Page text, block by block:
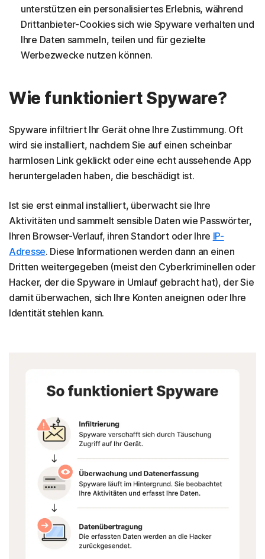
unterstützen ein personalisiertes Erlebnis, während
Drittanbieter-Cookies sich wie Spyware verhalten und
Ihre Daten sammeln, teilen und für gezielte
Werbezwecke nutzen können.
Wie funktioniert Spyware?
Spyware infiltriert Ihr Gerät ohne Ihre Zustimmung. Oft
wird sie installiert, nachdem Sie auf einen scheinbar
harmlosen Link geklickt oder eine echt aussehende App
heruntergeladen haben, die beschädigt ist.
Ist sie erst einmal installiert, überwacht sie Ihre
Aktivitäten und sammelt sensible Daten wie Passwörter,
Ihren Browser-Verlauf, ihren Standort oder Ihre IP-
Adresse. Diese Informationen werden dann an einen
Dritten weitergegeben (meist den Cyberkriminellen oder
Hacker, der die Spyware in Umlauf gebracht hat), der Sie
damit überwachen, sich Ihre Konten aneignen oder Ihre
Identität stehlen kann.